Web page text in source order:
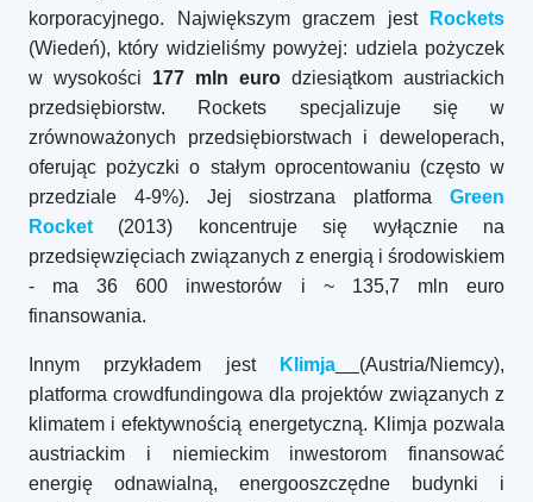
korporacyjnego. Największym graczem jest
Rockets
(Wiedeń), który widzieliśmy powyżej: udziela pożyczek
w wysokości 177 mln euro dziesiątkom austriackich
przedsiębiorstw. Rockets specjalizuje się w
zrównoważonych przedsiębiorstwach i deweloperach,
oferując pożyczki o stałym oprocentowaniu (często w
przedziale 4-9%). Jej siostrzana platforma Green
Rocket (2013) koncentruje się wyłącznie na
przedsięwzięciach związanych z energią i środowiskiem
- ma 36 600 inwestorów i ~ 135,7 mln euro
finansowania.
Innym przykładem jest Klimja
(Austria/Niemcy),
platforma crowdfundingowa dla projektów związanych z
klimatem i efektywnością energetyczną. Klimja pozwala
austriackim i niemieckim inwestorom finansować
energię odnawialną, energooszczędne budynki i